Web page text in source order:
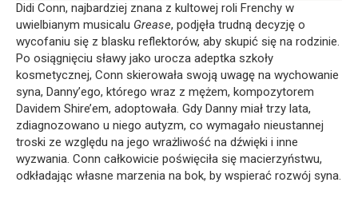
Didi Conn, najbardziej znana z kultowej roli Frenchy w
uwielbianym musicalu Grease, podjęła trudną decyzję o
wycofaniu się z blasku reflektorów, aby skupić się na rodzinie.
Po osiągnięciu sławy jako urocza adeptka szkoły
kosmetycznej, Conn skierowała swoją uwagę na wychowanie
syna, Danny’ego, którego wraz z mężem, kompozytorem
Davidem Shire’em, adoptowała. Gdy Danny miał trzy lata,
zdiagnozowano u niego autyzm, co wymagało nieustannej
troski ze względu na jego wrażliwość na dźwięki i inne
wyzwania. Conn całkowicie poświęciła się macierzyństwu,
odkładając własne marzenia na bok, by wspierać rozwój syna.